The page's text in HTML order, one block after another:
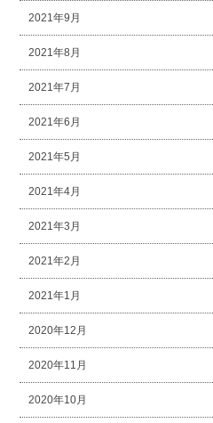
2021年9月
2021年8月
2021年7月
2021年6月
2021年5月
2021年4月
2021年3月
2021年2月
2021年1月
2020年12月
2020年11月
2020年10月